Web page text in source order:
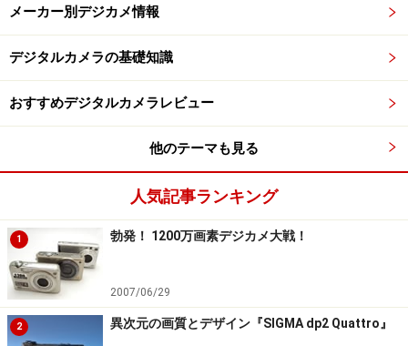
メーカー別デジカメ情報
デジタルカメラの基礎知識
おすすめデジタルカメラレビュー
他のテーマも見る
人気記事ランキング
1 勃発！ 1200万画素デジカメ大戦！
2007/06/29
2 異次元の画質とデザイン『SIGMA dp2 Quattro』